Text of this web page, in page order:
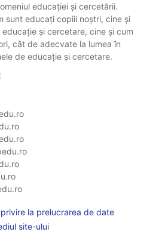
educației și cercetării.
sunt educați copiii noștri, cine și
și cercetare, cine și cum
cât de adecvate la lumea în
de educație și cercetare.
la prelucrarea de date
site-ului